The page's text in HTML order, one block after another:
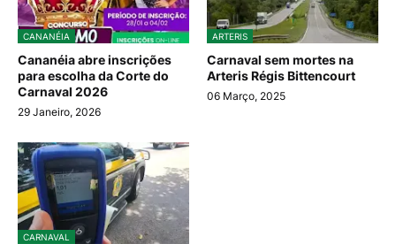
CANANÉIA
Cananéia abre inscrições
para escolha da Corte do
Carnaval 2026
29 Janeiro, 2026
ARTERIS
Carnaval sem mortes na
Arteris Régis Bittencourt
06 Março, 2025
CARNAVAL